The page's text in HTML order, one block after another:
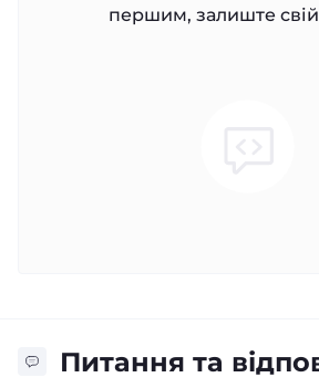
першим, залиште свій
Питання та